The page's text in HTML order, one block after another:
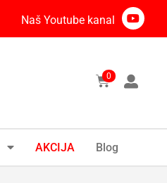
Naš Youtube kanal
0
AKCIJA Blog